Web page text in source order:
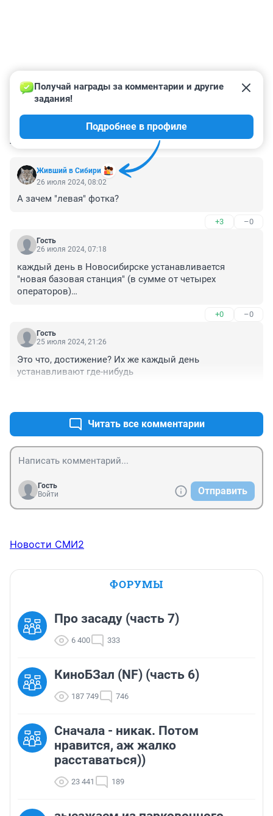
КОММЕНТАРИИ 12
Живший в Сибири
Получай награды за комментарии и другие
задания!
Подробнее в профиле
26 июля 2024, 08:02
А зачем "левая" фотка?
+3 –0
Гость
26 июля 2024, 07:18
каждый день в Новосибирске устанавливается
"новая базовая станция" (в сумме от четырех
операторов)
+0 –0
Гость
25 июля 2024, 21:26
Это что, достижение? Их же каждый день
устанавливают где-нибудь
Читать все комментарии
Гость
Войти
Отправить
Новости СМИ2
ФОРУМЫ
Про засаду (часть 7)
6 400 333
КиноБЗал (NF) (часть 6)
187 749 746
Сначала - никак. Потом
нравится, аж жалко
расставаться))
23 441 189